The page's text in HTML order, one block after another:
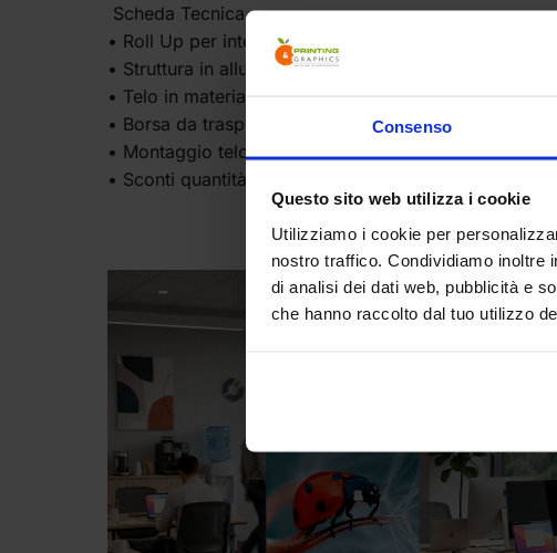
Consenso
Questo sito web utilizza i cookie
Utilizziamo i cookie per
nostro traffico. Condividiamo inoltre
di analisi dei dati web, pubblicità e
che hanno raccolto dal tuo utilizzo
Scheda Tecnica
• Roll Up per interni
• Struttura in alluminio
• Telo in materiale PET, senza PVC
• Borsa da trasporto morbida inclusa
• Montaggio telo incluso
• Sconti quantità ulteriori su richiesta